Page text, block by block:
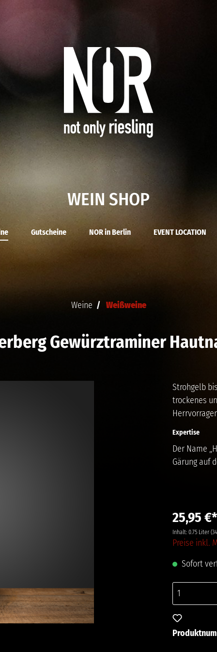
WEIN SHOP
Gutscheine NOR in Berlin EVENT LOCATION
Weine Weißweine
Gewürztraminer
Strohgelb
trockenes
Expertise
Der Name
Gärung auf
25,95 €*
Inhalt: 0.75 Liter
Preise inkl.
Sofort